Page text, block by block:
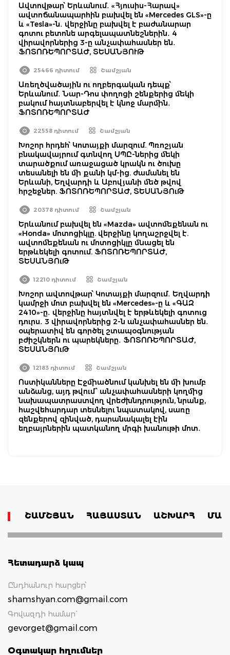
Ավտովթար՝ Երևանում․ «Հյուսիս-Հարավ»
ավտոճանապարհին բախվել են «Mercedes GLS»-ը
և «Tesla»-ն․ վերջինը բախվել է բաժանարար
գոտու բետոնե արգելապատնեշներին․ 4
վիրավորներից 3-ը անչափահասներ են․
ՖՈՏՈՌԵՊՈՐՏԱԺ, ՏԵՍԱՆՅՈՒԹ
25466 դիտում Շամշյան
Առեղծվածային ու ողբերգական դեպք՝
Երևանում․ Նար-Դոս փողոցի շենքերից մեկի
բակում հայտնաբերվել է կնոջ մարմին․
ՖՈՏՈՌԵՊՈՐՏԱԺ
22558 դիտում Շամշյան
Խոշոր հրդեհ՝ Կոտայքի մարզում. Պռոշյան
բնակավայրում գտնվող ՍՊԸ-ներից մեկի
տարածքում առաջացած կրակն ու ծուխը
տեսանելի են մի քանի կմ-ից. ժամանել են
Երևանի, Եղվարդի և Աբովյանի մեծ թվով
հրշեջներ. ՖՈՏՈՌԵՊՈՐՏԱԺ, ՏԵՍԱՆՅՈւԹ
20378 դիտում Շամշյան
Երևանում բախվել են «Mazda» ավտոմեքենան ու
«Honda» մոտոցիկլը. վերջինը կողաշրջվել է.
ավտոմեքենան ու մոտոցիկլը մնացել են
երթևեկելի գոտում. ՖՈՏՈՌԵՊՈՐՏԱԺ,
ՏԵՍԱՆՅՈւԹ
12210 դիտում Շամշյան
Խոշոր ավտովթար՝ Կոտայքի մարզում․ Եղվարդի
կամրջի մոտ բախվել են «Mercedes»-ը և «ԳԱԶ
2410»-ը․ վերջինը հայտնվել է երթևեկելի գոտուց
դուրս․ 3 վիրավորներից 2-ն անչափահասներ են․
օպերատիվ են գործել շտապօգնության
բժիշկներն ու պարեկները․ ՖՈՏՈՌԵՊՈՐՏԱԺ,
ՏԵՍԱՆՅՈւԹ
12183 դիտում Շամշյան
Ոստիկանները Էջմիածնում կանխել են մի խումբ
անձանց, այդ թվում՝ անչափահասների կողմից
նախապատրաստվող վրեժխնդրություն, նրանք,
հաշվեհարդար տեսնելու նպատակով, սառը
զենքերով զինված, դարանակալել էին
եղբայրներին պատկանող մրգի խանութի մոտ․
ՇԱՄՇՅԱՆ ՀԱՅԱՍՏԱՆ ԱՇԽԱՐՀ
Հետադարձ կապ
Ընդհանուր հարցեր՝
shamshyan.com@gmail.com
Գովազդի համար`
gevorget@gmail.com
Օգտակար հղումներ